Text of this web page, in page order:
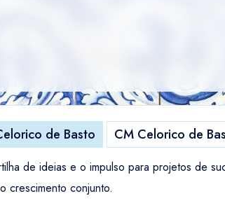
de Basto CM Celorico de
de ideias e o impulso para projetos de
crescimento conjunto.